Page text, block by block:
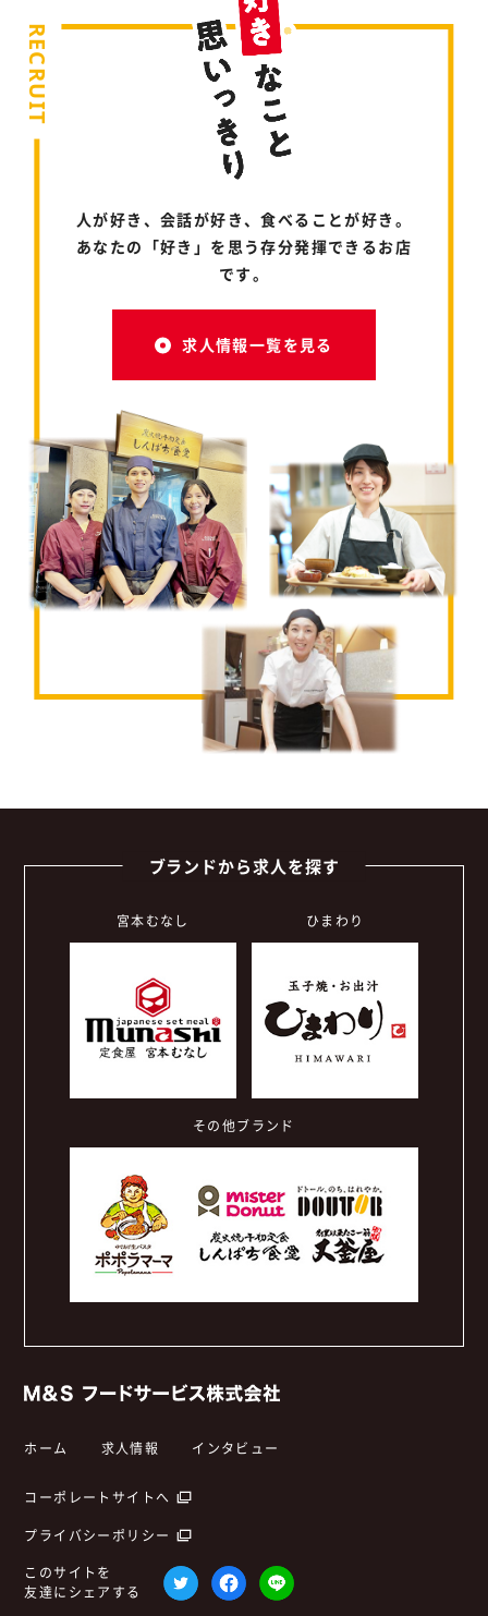
人が好き、会話が好き、食べることが好き。
あなたの「好き」を思う存分発揮できるお店
です。
求人情報一覧を見る
RECRUIT
ブランドから求人を探す
宮本むなし ひまわり
その他ブランド
ホーム 求人情報 インタビュー
コーポレートサイトへ
プライバシーポリシー
このサイトを
友達にシェアする